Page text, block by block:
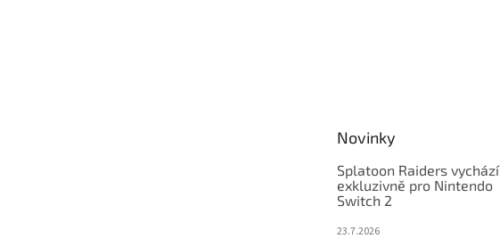
Novinky
Splatoon Raiders vychází
exkluzivně pro Nintendo
Switch 2
23.7.2026